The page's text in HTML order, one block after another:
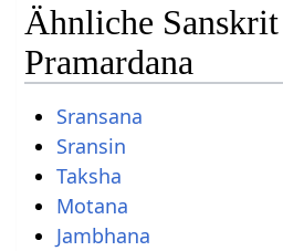
Ähnliche
Pramardana
Sransana
Sransin
Taksha
Motana
Jambhana